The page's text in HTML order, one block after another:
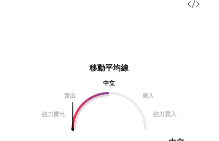
移動平均線
中立
賣出
買入
強力賣出 強力買入